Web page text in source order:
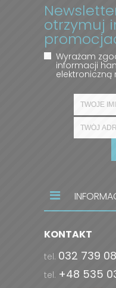
otrzymuj
Wyrażam
informacji
KONTAKT
tel. 032 739
tel. +48 535